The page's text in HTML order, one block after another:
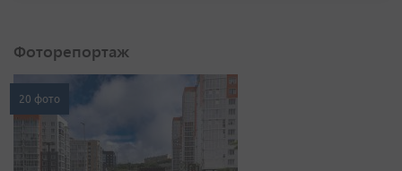
Фоторепортаж
20 фото